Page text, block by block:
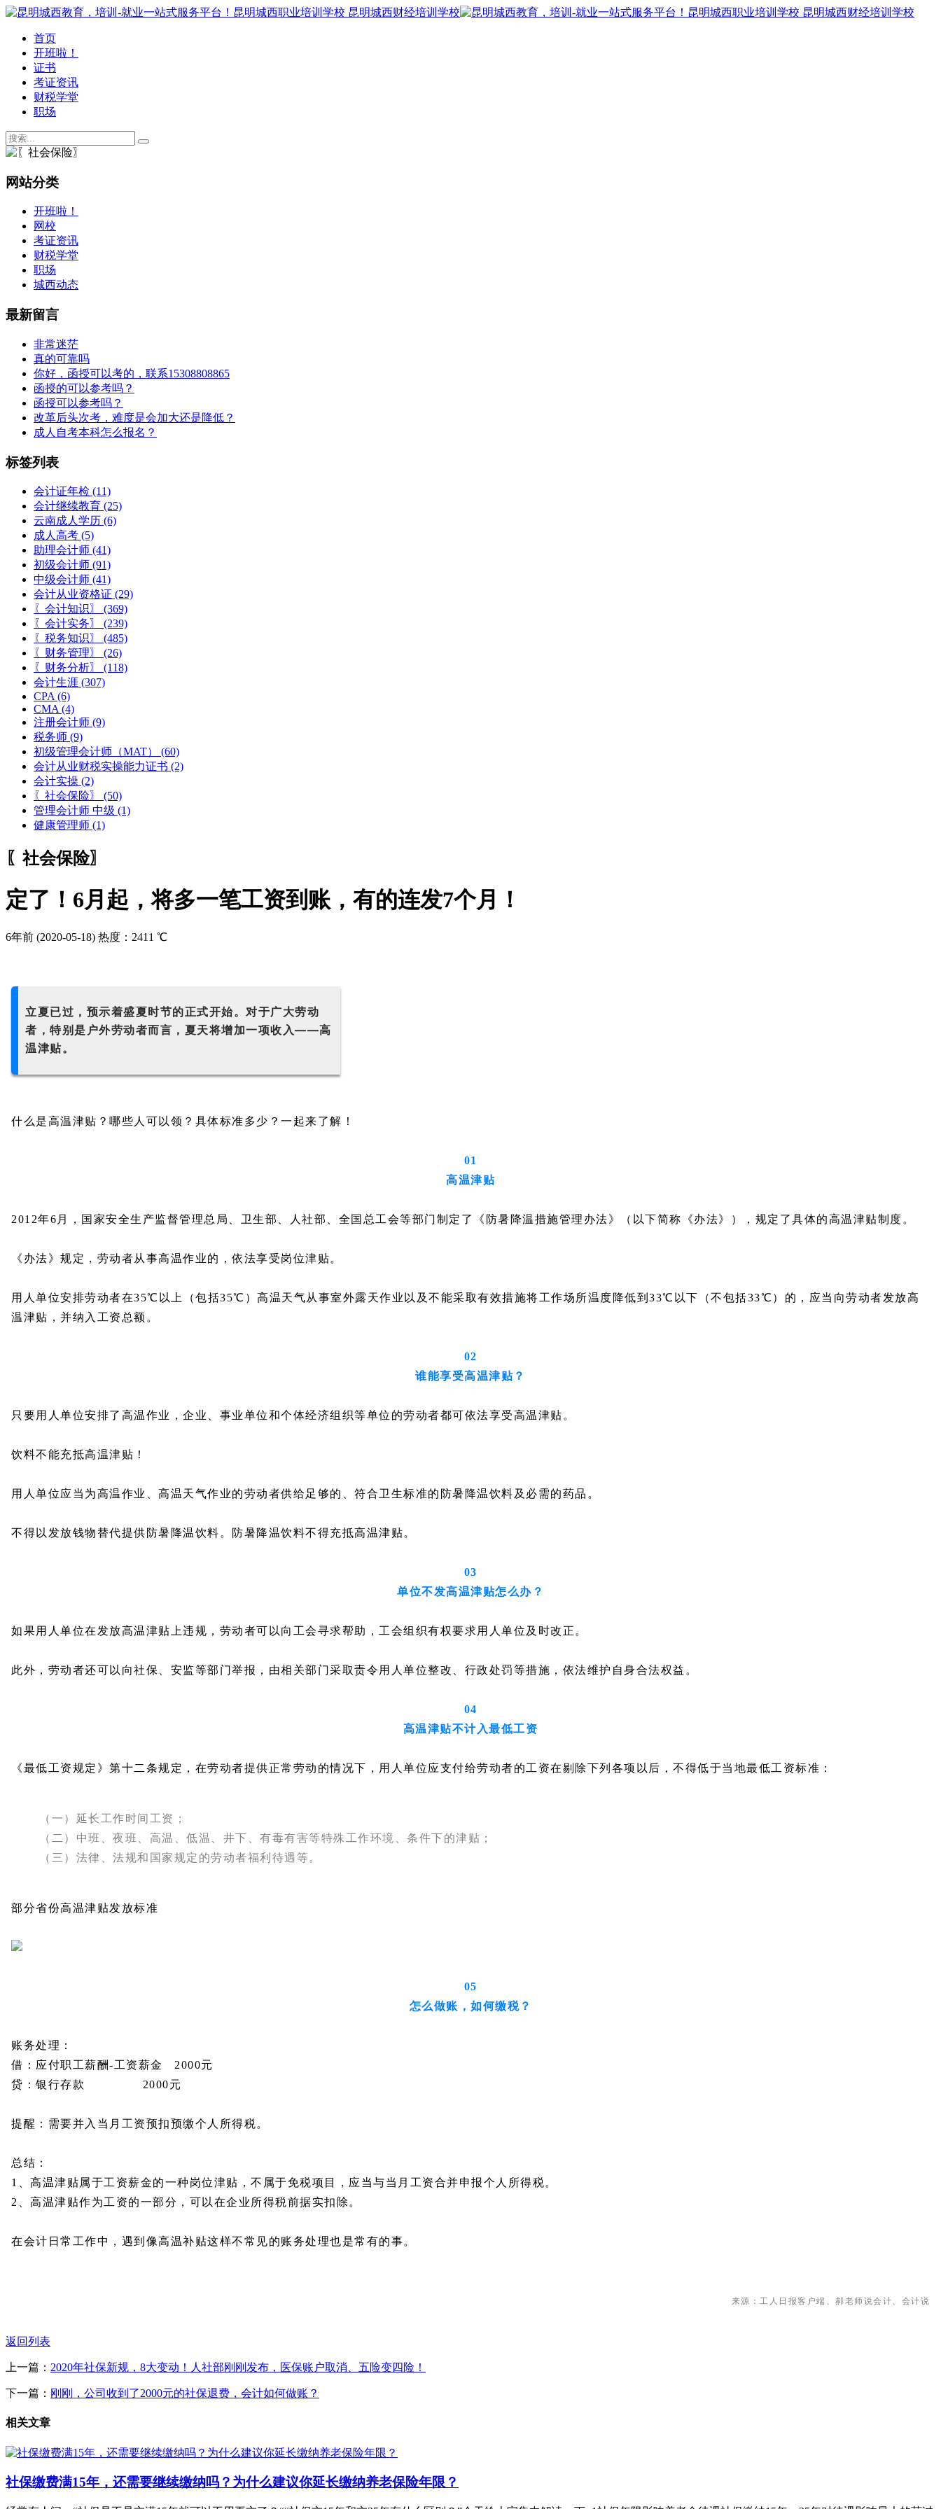
首页
开班啦！
证书
考证资讯
财税学堂
职场
网站分类
开班啦！
网校
考证资讯
财税学堂
职场
城西动态
最新留言
非常迷茫
真的可靠吗
你好，函授可以考的，联系15308808865
函授的可以参考吗？
函授可以参考吗？
改革后头次考，难度是会加大还是降低？
成人自考本科怎么报名？
标签列表
会计证年检 (11)
会计继续教育 (25)
云南成人学历 (6)
成人高考 (5)
助理会计师 (41)
初级会计师 (91)
中级会计师 (41)
会计从业资格证 (29)
〖会计知识〗
(369)
〖会计实务〗
(239)
〖税务知识〗
(485)
〖财务管理〗
(26)
〖财务分析〗
(118)
会计生涯 (307)
CPA (6)
CMA (4)
注册会计师 (9)
税务师 (9)
初级管理会计师（MAT）
(60)
会计从业财税实操能力证书 (2)
会计实操 (2)
〖社会保险〗
(50)
管理会计师 中级 (1)
健康管理师 (1)
〖社会保险〗
定了！6月起，将多一笔工资到账，有的连发7个月！
6年前 (2020-05-18) 热度：2411 ℃
立夏已过，预示着盛夏时节的正式开始。 对于广大劳动
者，特别是户外劳动者而言，夏天将增加一项收入——高
温津贴。
什么是高温津贴？哪些人可以领？具体标准多少？一起来了解！
01
高温津贴
2012年6月，国家安全生产监督管理总局、卫生部、人社部、全国总工会等部门制定了《防暑降温措施管理办法》（以下简称《办法》），规定了具体的高温津贴制度。
《办法》规定，劳动者从事高温作业的，依法享受岗位津贴。
用人单位安排劳动者在35℃以上（包括35℃）高温天气从事室外露天作业以及不能采取有效措施将工作场所温度降低到33℃以下（不包括33℃）的，应当向劳动者发放高
温津贴，并纳入工资总额。
02
谁能享受高温津贴？
只要用人单位安排了高温作业，企业、事业单位和个体经济组织等单位的劳动者都可依法享受高温津贴。
饮料不能充抵高温津贴！
用人单位应当为高温作业、高温天气作业的劳动者供给足够的、符合卫生标准的防暑降温饮料及必需的药品。
不得以发放钱物替代提供防暑降温饮料。防暑降温饮料不得充抵高温津贴。
03
单位不发高温津贴怎么办？
如果用人单位在发放高温津贴上违规，劳动者可以向工会寻求帮助，工会组织有权要求用人单位及时改正。
此外，劳动者还可以向社保、安监等部门举报，由相关部门采取责令用人单位整改、行政处罚等措施，依法维护自身合法权益。
04
高温津贴不计入最低工资
《最低工资规定》第十二条规定，在劳动者提供正常劳动的情况下，用人单位应支付给劳动者的工资在剔除下列各项以后，不得低于当地最低工资标准：
（一）延长工作时间工资；
（二）中班、夜班、高温、低温、井下、有毒有害等特殊工作环境、条件下的津贴；
（三）法律、法规和国家规定的劳动者福利待遇等。
部分省份高温津贴发放标准
05
怎么做账，如何缴税？
账务处理：
借：应付职工薪酬-工资薪金 2000元
贷：银行存款 2000元
提醒：需要并入当月工资预扣预缴个人所得税。
总结：
1、高温津贴属于工资薪金的一种岗位津贴，不属于免税项目，应当与当月工资合并申报个人所得税。
2、高温津贴作为工资的一部分，可以在企业所得税前据实扣除。
在会计日常工作中，遇到像高温补贴这样不常见的账务处理也是常有的事。
来源：工人日报客户端、郝老师说会计、会计说
返回列表
上一篇： 2020年社保新规，8大变动！人社部刚刚发布，医保账户取消、五险变四险！
下一篇： 刚刚，公司收到了2000元的社保退费，会计如何做账？
相关文章
社保缴费满15年，还需要继续缴纳吗？为什么建议你延长缴纳养老保险年限？